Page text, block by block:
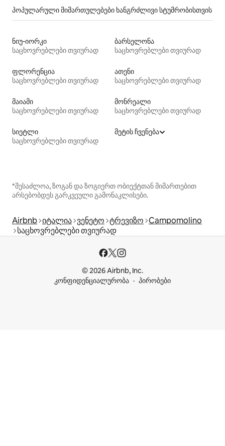
პოპულარული მიმართულებები ხანგრძლივი სტუმრობისთვის
ნიუ-იორკი
საცხოვრებლები თვიურად
ბარსელონა
საცხოვრებლები თვიურად
ფლორენცია
საცხოვრებლები თვიურად
ათენი
საცხოვრებლები თვიურად
მაიამი
საცხოვრებლები თვიურად
მონრეალი
საცხოვრებლები თვიურად
სიეტლი
საცხოვრებლები თვიურად
მეტის ჩვენება
*შესაძლოა, ზოგან და ზოგიერთ ობიექტთან მიმართებით
არსებობდეს გარკვეული გამონაკლისები.
Airbnb იტალია ვენეტო ტრევიზო Campomolino
საცხოვრებლები თვიურად
© 2026 Airbnb, Inc.
კონფიდენციალურობა
პირობები